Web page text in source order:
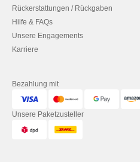
Rückerstattungen / Rückgaben
Hilfe & FAQs
Unsere Engagements
Karriere
Bezahlung mit
Unsere Paketzusteller